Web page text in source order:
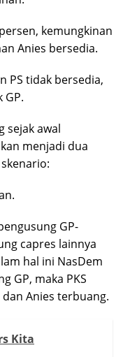
kemungkinan
Anies bersedia.
PS tidak bersedia,
GP.
sejak awal
menjadi dua
GP-
capres lainnya
hal ini NasDem
GP, maka PKS
Anies terbuang.
Kita